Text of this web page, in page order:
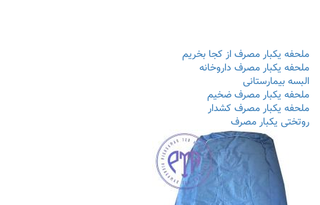
ملحفه یکبار مصرف از کجا بخریم
ملحفه یکبار مصرف داروخانه
البسه بیمارستانی
ملحفه یکبار مصرف ضخیم
ملحفه یکبار مصرف کشدار
روتختی یکبار مصرف